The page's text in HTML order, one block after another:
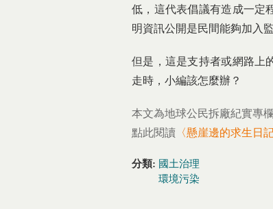
低，這代表倡議有造成一定
明資訊公開是民間能夠加入
但是，這是支持者或網路上
走時，小編該怎麼辦？
本文為地球公民拆廠紀實專
點此閱讀 〈懸崖邊的求生日
分類: 國土治理
環境污染